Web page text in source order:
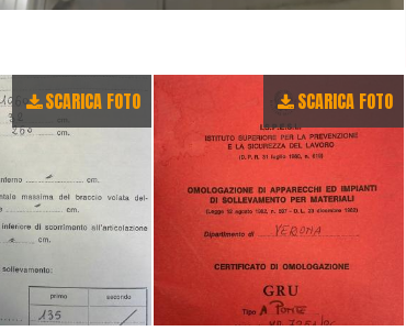
SCARICA FOTO SCARICA FOTO